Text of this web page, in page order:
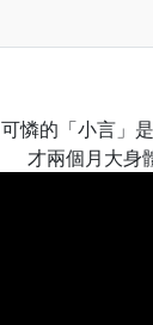
可憐的「小言」
才兩個月大身